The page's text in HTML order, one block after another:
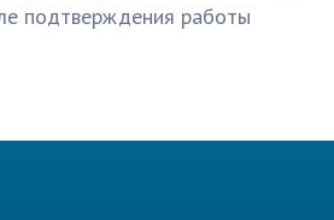
подтверждения работы